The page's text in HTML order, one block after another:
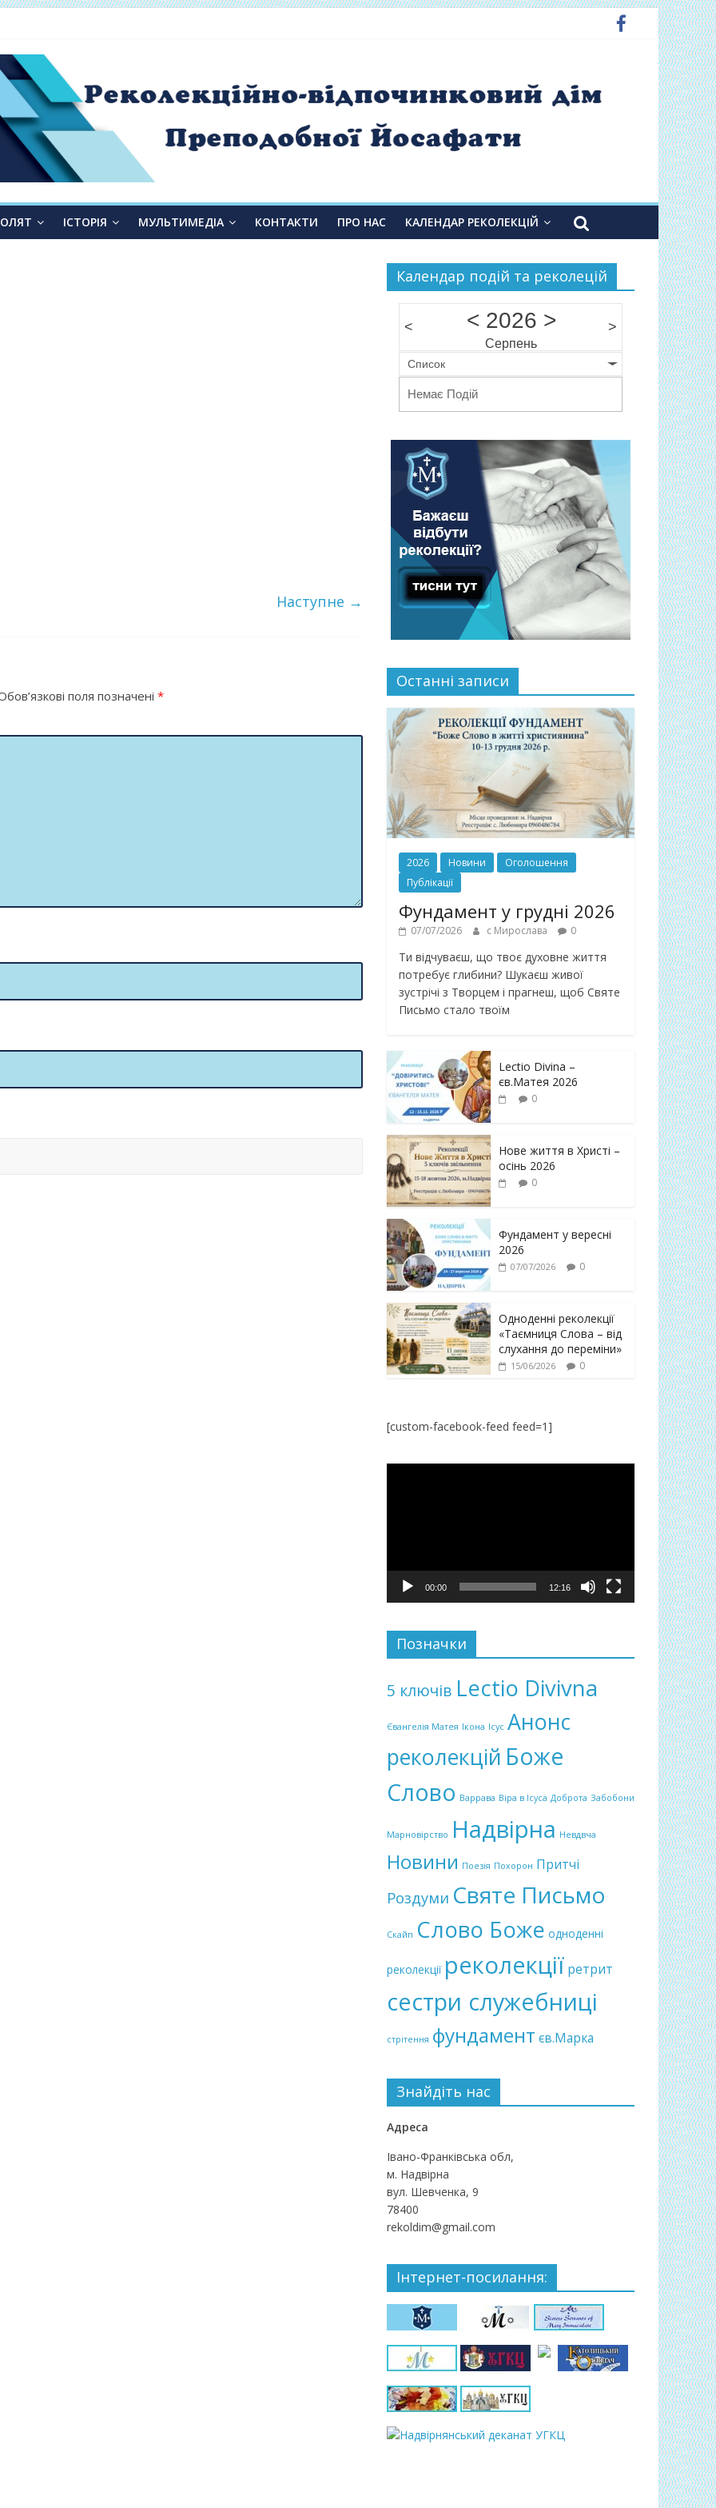
ІСТОРІЯ МУЛЬТИМЕДІА КОНТАКТИ ПРО НАС КАЛЕНДАР РЕКОЛЕКЦІЙ
Наступне →
поля позначені *
Календар подій та реколецій
< < 2026 >
Серпень
>
Список
Немає Подій
Останні записи
2026 Новини
Оголошення
Публікації
Фундамент у грудні 2026
07/07/2026 с Мирослава 0
Ти відчуваєш, що твоє духовне життя
потребує глибини? Шукаєш живої
зустрічі з Творцем і прагнеш, щоб Святе
Письмо стало твоїм
Lectio Divina –
єв.Матея 2026
0
Нове життя в Христі –
осінь 2026
0
Фундамент у вересні
2026
07/07/2026 0
Одноденні реколекції
«Таємниця Слова – від
слухання до переміни»
15/06/2026 0
[custom-facebook-feed feed=1]
00:00 12:16
Позначки
5 ключів Lectio Divivna
Євангелія Матея Ікона Ісус Анонс
реколекцій Боже
Слово Варрава Віра в Ісуса Доброта Забобони
Марновірство Надвірна Невдвча
Новини Поезія Похорон Притчі
Роздуми Святе Письмо
Скайп Слово Боже одноденні
реколекції реколекції ретрит
сестри служебниці
стрітення фундамент єв.Марка
Знайдіть нас
Адреса
Івано-Франківська обл,
м. Надвірна
вул. Шевченка, 9
78400
rekoldim@gmail.com
Інтернет-посилання: